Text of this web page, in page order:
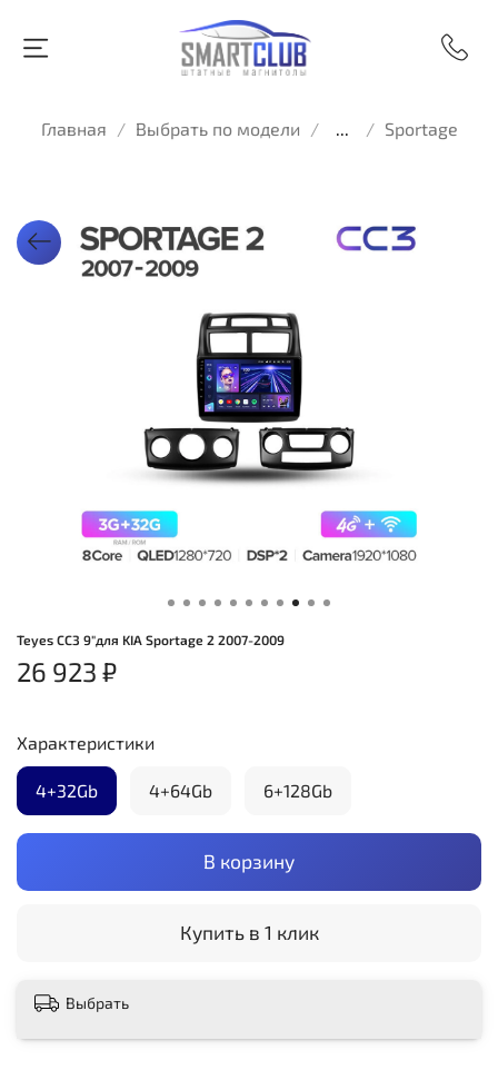
Главная Выбрать по модели ... Sportage
Teyes CC3 9"для KIA Sportage 2 2007-2009
26 923 ₽
В корзину
Купить в 1 клик
Характеристики
4+32Gb 4+64Gb 6+128Gb
Выбрать